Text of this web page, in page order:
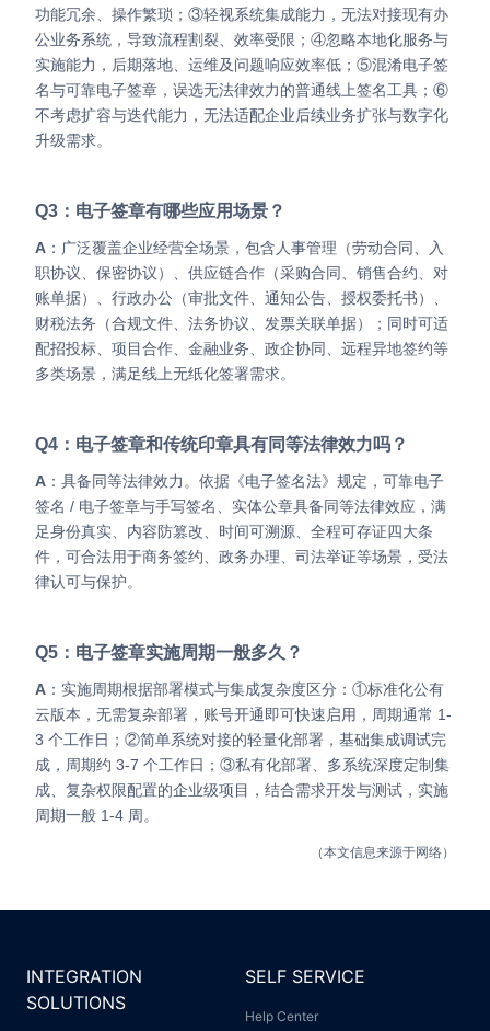
功能冗余、操作繁琐；③轻视系统集成能力，无法对接现有办
公业务系统，导致流程割裂、效率受限；④忽略本地化服务与
实施能力，后期落地、运维及问题响应效率低；⑤混淆电子签
名与可靠电子签章，误选无法律效力的普通线上签名工具；⑥
不考虑扩容与迭代能力，无法适配企业后续业务扩张与数字化
升级需求。
Q3：电子签章有哪些应用场景？
A ：广泛覆盖企业经营全场景，包含人事管理（劳动合同、入
职协议、保密协议）、供应链合作（采购合同、销售合约、对
账单据）、行政办公（审批文件、通知公告、授权委托书）、
财税法务（合规文件、法务协议、发票关联单据）；同时可适
配招投标、项目合作、金融业务、政企协同、远程异地签约等
多类场景，满足线上无纸化签署需求。
Q4：电子签章和传统印章具有同等法律效力吗？
A ：具备同等法律效力。依据《电子签名法》规定，可靠电子
签名 / 电子签章与手写签名、实体公章具备同等法律效应，满
足身份真实、内容防篡改、时间可溯源、全程可存证四大条
件，可合法用于商务签约、政务办理、司法举证等场景，受法
律认可与保护。
Q5：电子签章实施周期一般多久？
A ：实施周期根据部署模式与集成复杂度区分：①标准化公有
云版本，无需复杂部署，账号开通即可快速启用，周期通常 1-
3 个工作日；②简单系统对接的轻量化部署，基础集成调试完
成，周期约 3-7 个工作日；③私有化部署、多系统深度定制集
成、复杂权限配置的企业级项目，结合需求开发与测试，实施
周期一般 1-4 周。
（本文信息来源于网络）
INTEGRATION
SOLUTIONS
SELF SERVICE
Help Center